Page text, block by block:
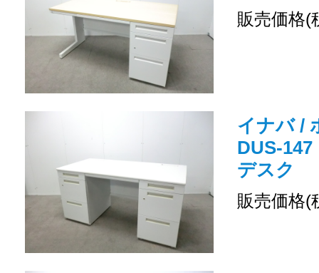
販売価格(
イナバ /
DUS-
デスク
販売価格(